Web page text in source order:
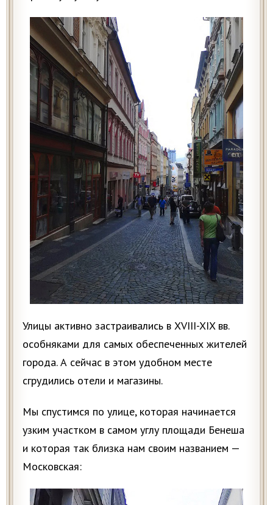
Улицы активно застраивались в XVIII-XIX вв.
особняками для самых обеспеченных жителей
города. А сейчас в этом удобном месте
сгрудились oтели и мaгaзины.
Мы спустимся по улице, которая начинается
узким участком в самом углу площади Бенеша
и которая так близка нам своим названием —
Московская: